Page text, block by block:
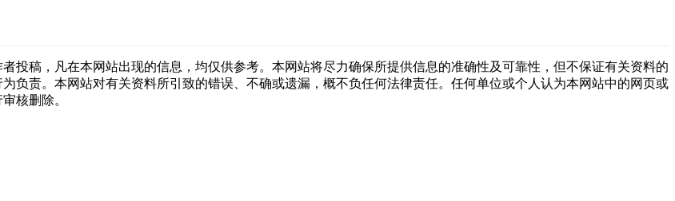
投稿，凡在本网站出现的信息，均仅供参考。本网站将尽力确保所提供信息的准确性及可靠性，但不保证有关资料的
负责。本网站对有关资料所引致的错误、不确或遗漏，概不负任何法律责任。任何单位或个人认为本网站中的网页或
核删除。